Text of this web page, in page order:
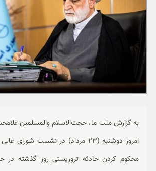
چند رسانه ای
به گزارش ملت ما، حجت‌الاسلام والمسلمین
امروز دوشنبه (23 مرداد) در نشست
محکوم کردن حادثه تروریستی روز گذشته در